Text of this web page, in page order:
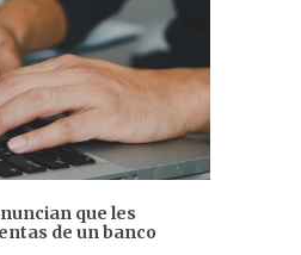
que les
de un banco